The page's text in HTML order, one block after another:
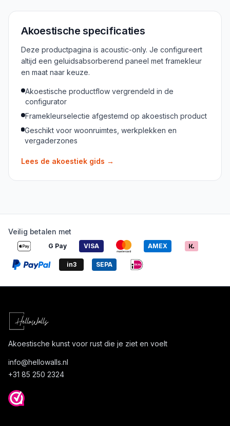
Akoestische specificaties
Deze productpagina is acoustic-only. Je configureert
altijd een geluidsabsorberend paneel met framekleur
en maat naar keuze.
Akoestische productflow vergrendeld in de
configurator
Framekleurselectie afgestemd op akoestisch product
Geschikt voor woonruimtes, werkplekken en
vergaderzones
Lees de akoestiek gids →
Veilig betalen met
G Pay VISA AMEX
in3 SEPA
Akoestische kunst voor rust die je ziet en voelt
info@hellowalls.nl
+31 85 250 2324